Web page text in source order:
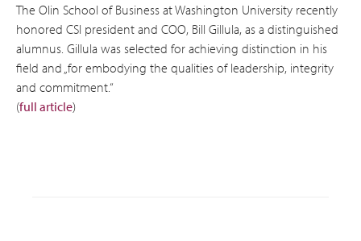
The Olin School of Business at Washington University recently
honored CSI president and COO, Bill Gillula, as a distinguished
alumnus. Gillula was selected for achieving distinction in his
field and „for embodying the qualities of leadership, integrity
and commitment.“
(full article)